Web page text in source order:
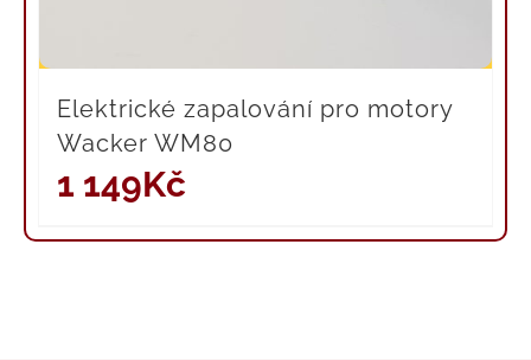
Elektrické zapalování pro motory
Wacker WM80
1 149Kč